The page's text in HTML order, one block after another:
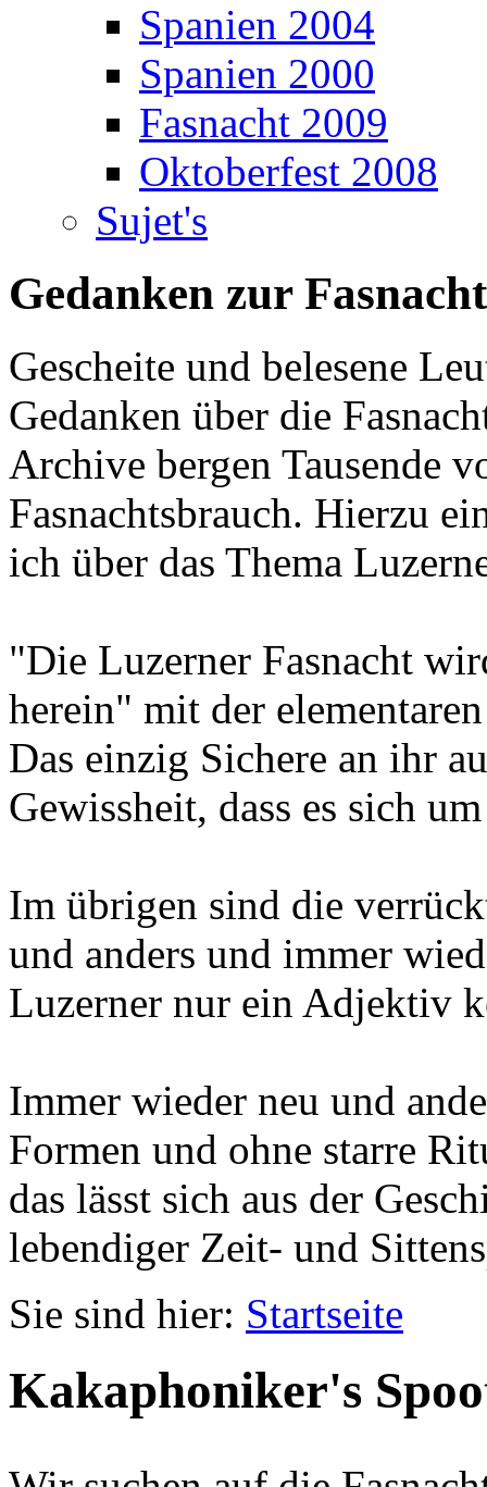
Spanien 2004
Spanien 2000
Fasnacht 2009
Oktoberfest 2008
Sujet's
Gedanken zur Fasnacht
Gescheite und belesene
Gedanken über die
Archive bergen Tausende
Fasnachtsbrauch. Hierzu
ich über das Thema
"Die Luzerner Fasnacht
herein" mit der
Das einzig Sichere an ihr
Gewissheit, dass es sich
Im übrigen sind die
und anders und immer
Luzerner nur ein Adjektiv
Immer wieder neu und
Formen und ohne starre
das lässt sich aus der
lebendiger Zeit- und
Sie sind hier: Startseite
Kakaphoniker's